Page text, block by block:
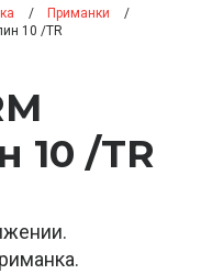
Приманки
10 /TR
10 /TR